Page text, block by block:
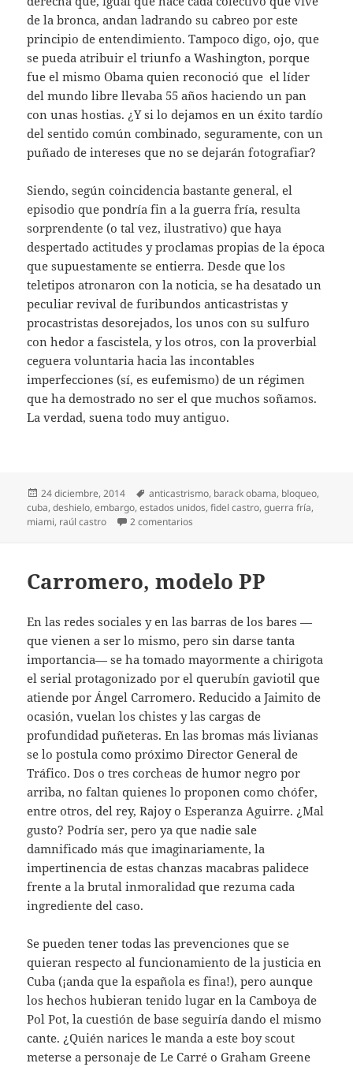
de la bronca, andan ladrando su cabreo por este
principio de entendimiento. Tampoco digo, ojo, que
se pueda atribuir el triunfo a Washington, porque
fue el mismo Obama quien reconoció que el líder
del mundo libre llevaba 55 años haciendo un pan
con unas hostias. ¿Y si lo dejamos en un éxito tardío
del sentido común combinado, seguramente, con un
puñado de intereses que no se dejarán fotografiar?
Siendo, según coincidencia bastante general, el
episodio que pondría fin a la guerra fría, resulta
sorprendente (o tal vez, ilustrativo) que haya
despertado actitudes y proclamas propias de la época
que supuestamente se entierra. Desde que los
teletipos atronaron con la noticia, se ha desatado un
peculiar revival de furibundos anticastristas y
procastristas desorejados, los unos con su sulfuro
con hedor a fascistela, y los otros, con la proverbial
ceguera voluntaria hacia las incontables
imperfecciones (sí, es eufemismo) de un régimen
que ha demostrado no ser el que muchos soñamos.
La verdad, suena todo muy antiguo.
Publicado
el
24 diciembre, 2014 Etiquetas
anticastrismo, barack obama, bloqueo,
cuba,deshielo,embargo,estados unidos,fidel castro,guerra fría,
miami, raúl castro 2 comentarios
Carromero, modelo PP
En las redes sociales y en las barras de los bares —
que vienen a ser lo mismo, pero sin darse tanta
importancia— se ha tomado mayormente a chirigota
el serial protagonizado por el querubín gaviotil que
atiende por Ángel Carromero. Reducido a Jaimito de
ocasión, vuelan los chistes y las cargas de
profundidad puñeteras. En las bromas más livianas
se lo postula como próximo Director General de
Tráfico. Dos o tres corcheas de humor negro por
arriba, no faltan quienes lo proponen como chófer,
entre otros, del rey, Rajoy o Esperanza Aguirre. ¿Mal
gusto? Podría ser, pero ya que nadie sale
damnificado más que imaginariamente, la
impertinencia de estas chanzas macabras palidece
frente a la brutal inmoralidad que rezuma cada
ingrediente del caso.
Se pueden tener todas las prevenciones que se
quieran respecto al funcionamiento de la justicia en
Cuba (¡anda que la española es fina!), pero aunque
los hechos hubieran tenido lugar en la Camboya de
Pol Pot, la cuestión de base seguiría dando el mismo
cante. ¿Quién narices le manda a este boy scout
meterse a personaje de Le Carré o Graham Greene